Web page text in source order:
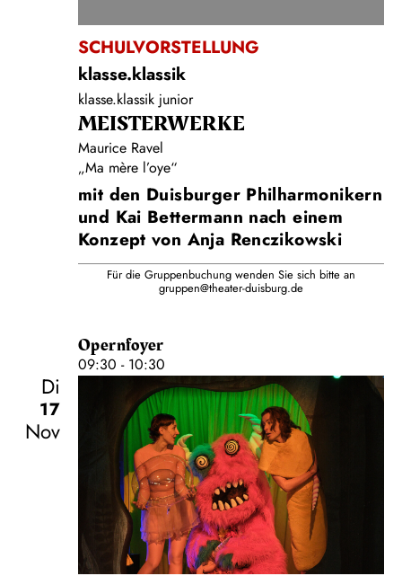
SCHULVORSTELLUNG
klasse.klassik
klasse.klassik junior
MEISTERWERKE
Maurice Ravel
„Ma mère l’oye“
mit den Duisburger Philharmonikern
und Kai Bettermann nach einem
Konzept von Anja Renczikowski
Für die Gruppenbuchung wenden Sie sich bitte an
gruppen@theater-duisburg.de
Opernfoyer
09:30 - 10:30
Di
17
Nov